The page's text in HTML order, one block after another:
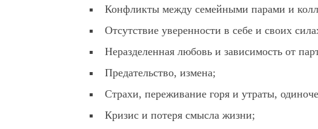
Конфликты между семейными парами и
Отсутствие уверенности в себе и своих
Неразделенная любовь и зависимость от
Предательство, измена;
Страхи, переживание горя и утраты,
Кризис и потеря смысла жизни;